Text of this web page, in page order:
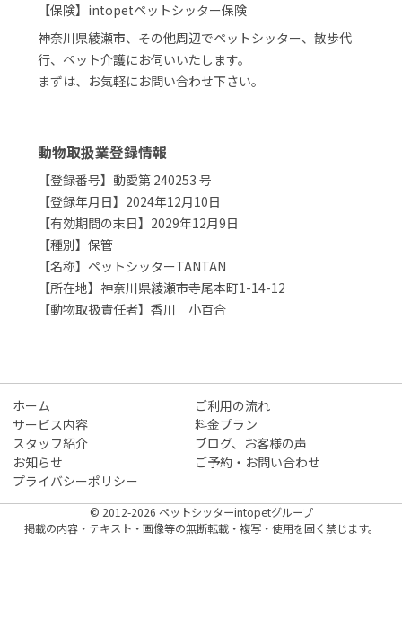
【保険】intopetペットシッター保険
神奈川県綾瀬市、その他周辺でペットシッター、散歩代
行、ペット介護にお伺いいたします。
まずは、お気軽にお問い合わせ下さい。
動物取扱業登録情報
【登録番号】動愛第 240253 号
【登録年月日】2024年12月10日
【有効期間の末日】2029年12月9日
【種別】保管
【名称】ペットシッターTANTAN
【所在地】神奈川県綾瀬市寺尾本町1-14-12
【動物取扱責任者】香川 小百合
ホーム
ご利用の流れ
サービス内容
料金プラン
スタッフ紹介
ブログ、お客様の声
お知らせ
ご予約・お問い合わせ
プライバシーポリシー
© 2012-2026 ペットシッターintopetグループ
掲載の内容・テキスト・画像等の無断転載・複写・使用を固く禁じます。